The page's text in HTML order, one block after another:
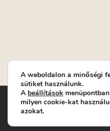
Turay Ida Színház
A weboldalon a minőségi
sütiket használunk.
A beállítások
milyen cookie-kat
azokat.